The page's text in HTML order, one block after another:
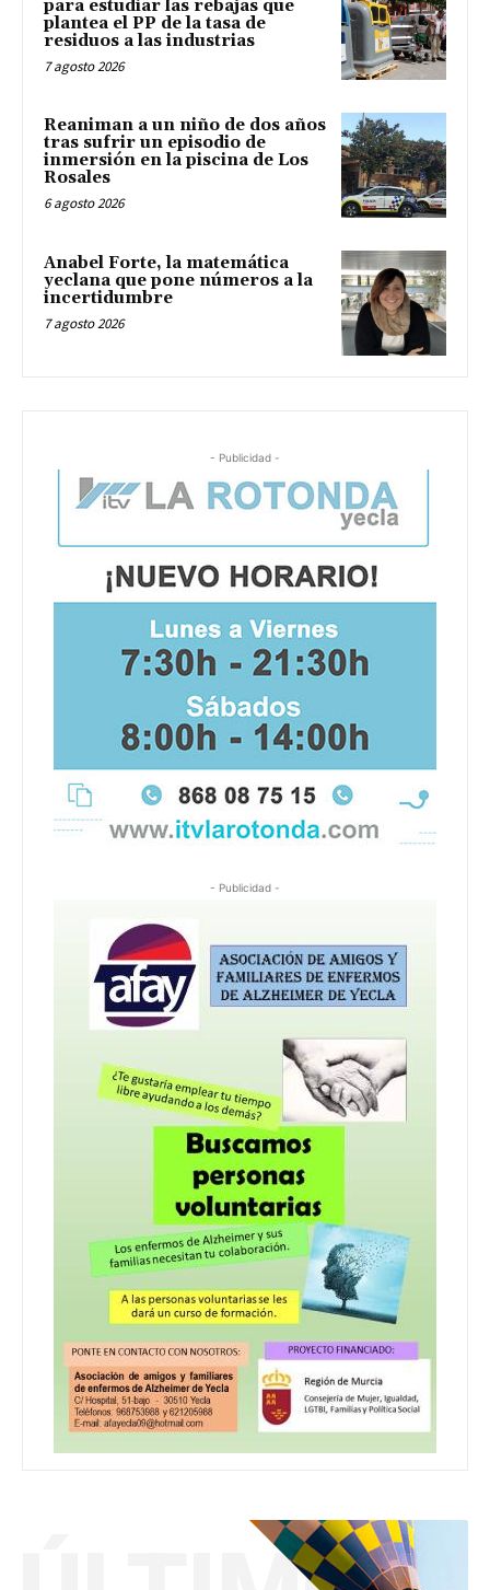
para estudiar las rebajas que
plantea el PP de la tasa de
residuos a las industrias
7 agosto 2026
Reaniman a un niño de dos años
tras sufrir un episodio de
inmersión en la piscina de Los
Rosales
6 agosto 2026
Anabel Forte, la matemática
yeclana que pone números a la
incertidumbre
7 agosto 2026
- Publicidad -
- Publicidad -